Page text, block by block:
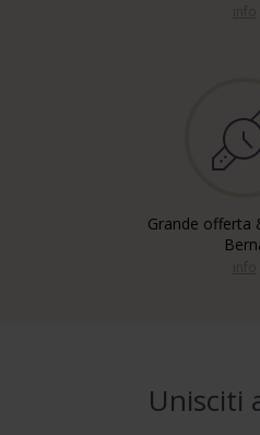
Grande offerta
Unisciti